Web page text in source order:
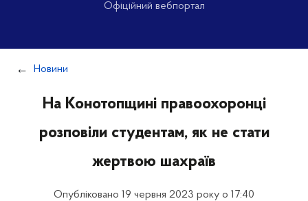
Офіційний вебпортал
Новини
На Конотопщині правоохоронці
розповіли студентам, як не стати
жертвою шахраїв
Опубліковано 19 червня 2023 року о 17:40